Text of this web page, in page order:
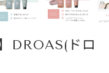
DROAS(ドロ